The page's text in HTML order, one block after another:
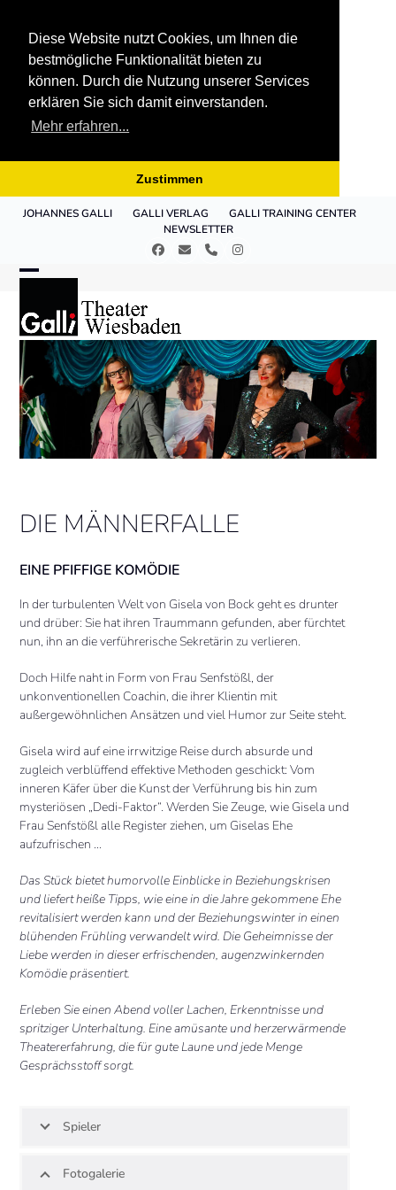
Diese Website nutzt Cookies, um Ihnen die
bestmögliche Funktionalität bieten zu
können. Durch die Nutzung unserer Services
erklären Sie sich damit einverstanden.
Mehr erfahren...
Zustimmen
JOHANNES GALLI GALLI VERLAG
GALLI TRAINING CENTER
NEWSLETTER
Facebook
E- TelefonInstagram
mobile
menu
mobile
menu
DIE MÄNNERFALLE
EINE PFIFFIGE KOMÖDIE
In der turbulenten Welt von Gisela von Bock geht es drunter
und drüber: Sie hat ihren Traummann gefunden, aber fürchtet
nun, ihn an die verführerische Sekretärin zu verlieren.
Doch Hilfe naht in Form von Frau Senfstößl, der
unkonventionellen Coachin, die ihrer Klientin mit
außergewöhnlichen Ansätzen und viel Humor zur Seite steht.
Gisela wird auf eine irrwitzige Reise durch absurde und
zugleich verblüffend effektive Methoden geschickt: Vom
inneren Käfer über die Kunst der Verführung bis hin zum
mysteriösen „Dedi-Faktor“. Werden Sie Zeuge, wie Gisela und
Frau Senfstößl alle Register ziehen, um Giselas Ehe
aufzufrischen …
Das Stück bietet humorvolle Einblicke in Beziehungskrisen
und liefert heiße Tipps, wie eine in die Jahre gekommene Ehe
revitalisiert werden kann und der Beziehungswinter in einen
blühenden Frühling verwandelt wird. Die Geheimnisse der
Liebe werden in dieser erfrischenden, augenzwinkernden
Komödie präsentiert.
Erleben Sie einen Abend voller Lachen, Erkenntnisse und
spritziger Unterhaltung. Eine amüsante und herzerwärmende
Theatererfahrung, die für gute Laune und jede Menge
Gesprächsstoff sorgt.
Spieler
Fotogalerie